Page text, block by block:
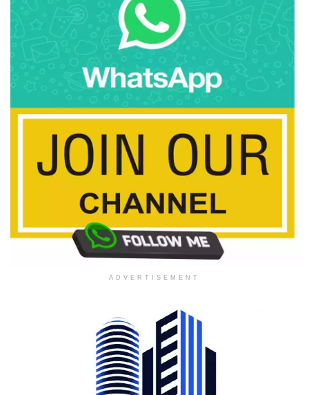
ADVERTISEMENT